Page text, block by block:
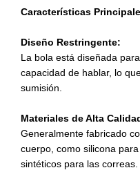
Características
Diseño Restringente:
La bola está diseñada
capacidad de hablar, lo
sumisión.
Materiales de Alta
Generalmente fabricado
cuerpo, como silicona
sintéticos para las correas.